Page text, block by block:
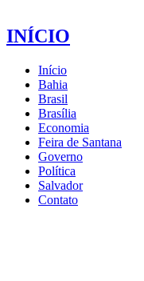
INÍCIO
Início
Bahia
Brasil
Brasília
Economia
Feira de Santana
Governo
Política
Salvador
Contato